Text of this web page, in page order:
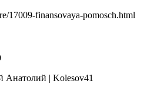
17009-finansovaya-pomosch.html
Анатолий | Kolesov41